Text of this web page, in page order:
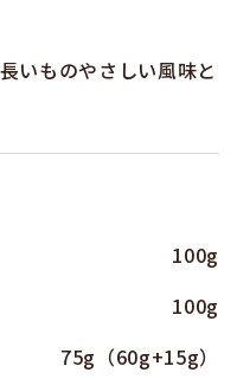
いものやさしい風味と
100g
100g
75g（60g+15g）